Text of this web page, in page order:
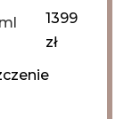
1399
zł